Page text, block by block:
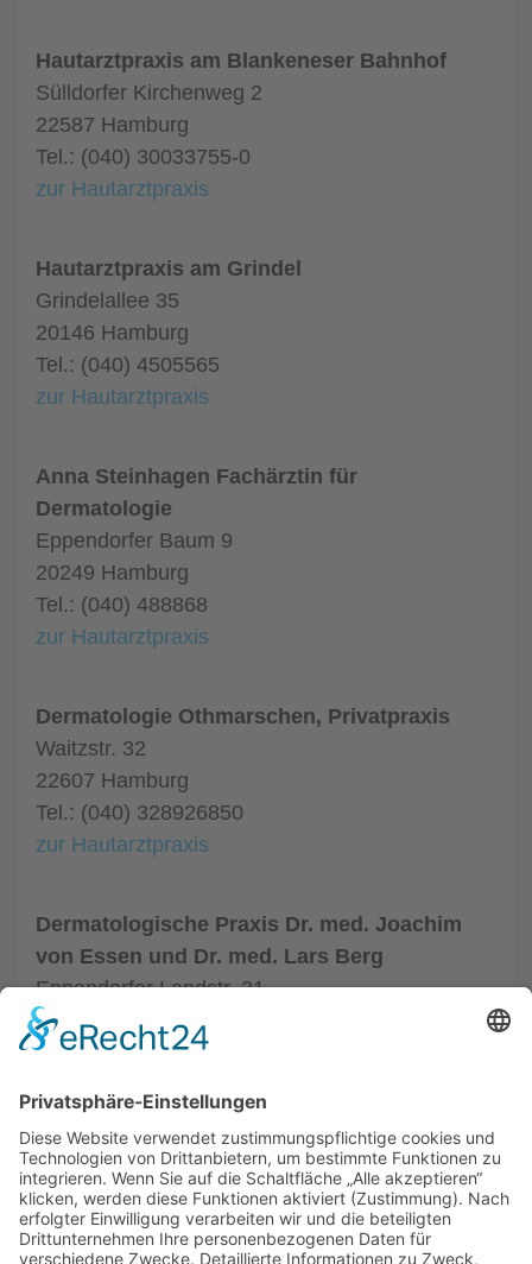
Hautarztpraxis am Blankeneser Bahnhof
Sülldorfer Kirchenweg 2
22587 Hamburg
Tel.: (040) 30033755-0
zur Hautarztpraxis
Hautarztpraxis am Grindel
Grindelallee 35
20146 Hamburg
Tel.: (040) 4505565
zur Hautarztpraxis
Anna Steinhagen Fachärztin für
Dermatologie
Eppendorfer Baum 9
20249 Hamburg
Tel.: (040) 488868
zur Hautarztpraxis
Dermatologie Othmarschen, Privatpraxis
Waitzstr. 32
22607 Hamburg
Tel.: (040) 328926850
zur Hautarztpraxis
Dermatologische Praxis Dr. med. Joachim
von Essen und Dr. med. Lars Berg
Eppendorfer Landstr. 21
20249 Hamburg
Tel.: (040) 4800220
ALLGEMEIN